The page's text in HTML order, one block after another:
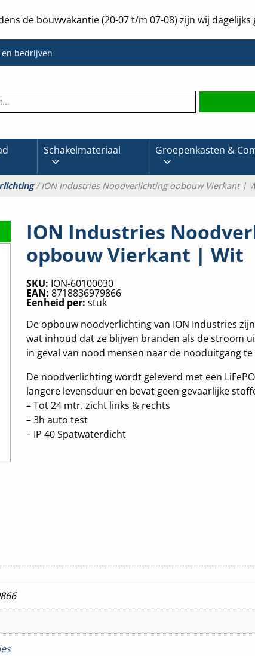
de bouwvakantie (20-07 t/m 07-08) zijn wij
bedrijven
Schakelmateriaal Groepenkasten &
/ ION Industries Noodverlichting opbouw Vierkant |
ION Industries
opbouw Vierkant | Wit
SKU: ION-60100030
EAN: 8718836979866
Eenheid per: stuk
De opbouw noodverlichting van ION Industries
wat inhoud dat ze blijven branden als de stroom
in geval van nood mensen naar de nooduitgang te
De noodverlichting wordt geleverd met een
langere levensduur en bevat geen gevaarlijke
– Tot 24 mtr. zicht links & rechts
– 3h auto test
– IP 40 Spatwaterdicht